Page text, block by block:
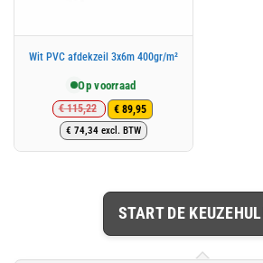
Wit PVC afdekzeil 3x6m 400gr/m²
Op voorraad
€115,22
Oorspronkelijke
prijs
was:
€ 89,95
Huidige
prijs
is:
€ 74,34 excl. BTW
START DE